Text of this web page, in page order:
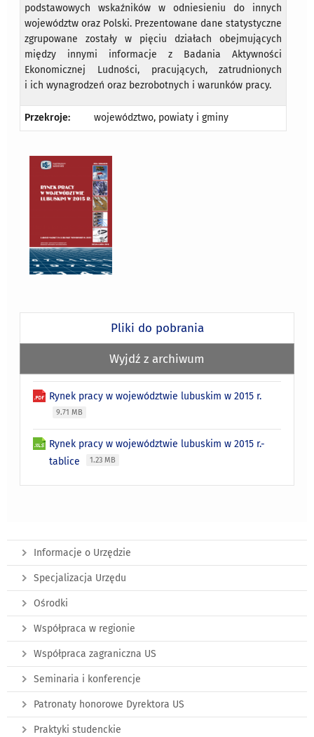
podstawowych wskaźników w odniesieniu do innych
województw oraz Polski. Prezentowane dane statystyczne
zgrupowane zostały w pięciu działach obejmujących
między innymi informacje z Badania Aktywności
Ekonomicznej Ludności, pracujących, zatrudnionych
i ich wynagrodzeń oraz bezrobotnych i warunków pracy.
Przekroje: województwo, powiaty i gminy
Pliki do pobrania
Wyjdź z archiwum
Rynek pracy w województwie lubuskim w 2015 r.
9.71 MB
Rynek pracy w województwie lubuskim w 2015 r.-
tablice
1.23 MB
Informacje o Urzędzie
Specjalizacja Urzędu
Ośrodki
Współpraca w regionie
Współpraca zagraniczna US
Seminaria i konferencje
Patronaty honorowe Dyrektora US
Praktyki studenckie